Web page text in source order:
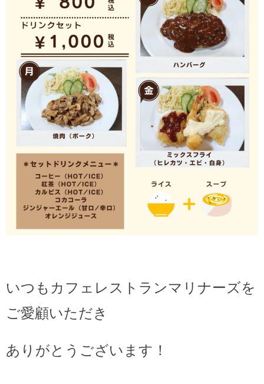
いつもカフェレストランマリナーズを
ご愛顧いただき
ありがとうございます！